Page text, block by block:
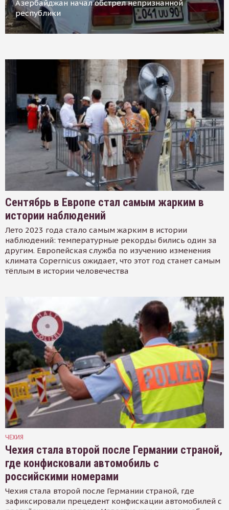
Азербайджан начал обстрел непризнанной
республики
Сентябрь в Европе стал самым жарким в
истории наблюдений
Лето 2023 года стало самым жарким в истории
наблюдений: температурные рекорды бились один за
другим. Европейская служба по изучению изменения
климата Copernicus ожидает, что этот год станет самым
тёплым в истории человечества
ЧЕХИЯ
Чехия стала второй после Германии страной,
где конфисковали автомобиль с
российскими номерами
Чехия стала второй после Германии страной, где
зафиксировали прецедент конфискации автомобилей с